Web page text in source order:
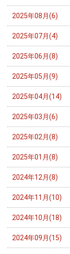
2025年08月(6)
2025年07月(4)
2025年06月(8)
2025年05月(9)
2025年04月(14)
2025年03月(6)
2025年02月(8)
2025年01月(8)
2024年12月(8)
2024年11月(10)
2024年10月(18)
2024年09月(15)